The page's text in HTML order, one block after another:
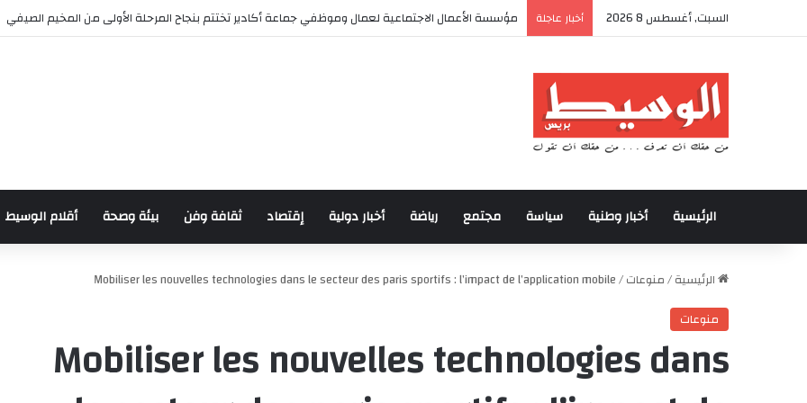
السبت, أغسطس 8 2026 أخبار عاجلة أكادير تحتضن كأس العرش للدراجات بمناسبة الذكرى السابعة والعشرين لعيد العرش المجيد
الرئيسية أخبار وطنية سياسة مجتمع رياضة أخبار دولية إقتصاد ثقافة وفن بيئة وصحة أقلام الوسيط
الرئيسية/منوعات/
Mobiliser les nouvelles technologies dans le secteur des paris sportifs : l’impact de l’application mobile
منوعات
Mobiliser les nouvelles technologies dans